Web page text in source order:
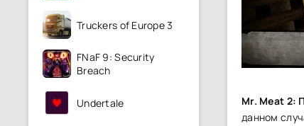
Mr. Meat 2:
данном
Truckers of Europe 3
FNaF 9: Security
Breach
Undertale